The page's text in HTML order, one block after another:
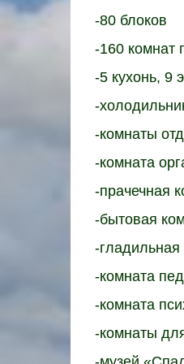
-80 блоков
-160 комнат
-5 кухонь, 9
-
-комнаты
-комната
-прачечная
-бытовая
-гладильная
-комната
-комната
-комнаты